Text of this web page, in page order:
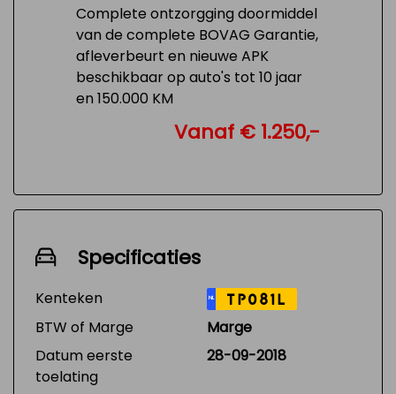
Complete ontzorgging doormiddel
van de complete BOVAG Garantie,
afleverbeurt en nieuwe APK
beschikbaar op auto's tot 10 jaar
en 150.000 KM
Vanaf € 1.250,-
Specificaties
Kenteken NL TP081L
BTW of Marge
Marge
Datum eerste
toelating
28-09-2018